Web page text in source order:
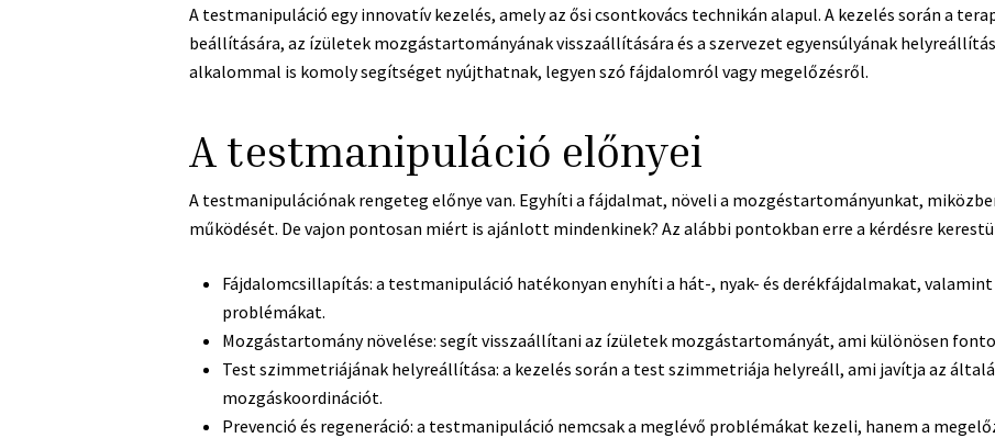
A testmanipuláció egy innovatív kezelés, amely az ősi csontkovács technikán alapul. A kezelés során a
beállítására, az ízületek mozgástartományának visszaállítására és a szervezet egyensúlyának
alkalommal is komoly segítséget nyújthatnak, legyen szó fájdalomról vagy megelőzésről.
A testmanipuláció előnyei
A testmanipulációnak rengeteg előnye van. Egyhíti a fájdalmat, növeli a mozgéstartományunkat,
működését. De vajon pontosan miért is ajánlott mindenkinek? Az alábbi pontokban erre a kérdésre
Fájdalomcsillapítás: a testmanipuláció hatékonyan enyhíti a hát-, nyak- és derékfájdalmakat,
problémákat.
Mozgástartomány növelése: segít visszaállítani az ízületek mozgástartományát, ami különösen
Test szimmetriájának helyreállítása: a kezelés során a test szimmetriája helyreáll, ami javítja az
mozgáskoordinációt.
Prevenció és regeneráció: a testmanipuláció nemcsak a meglévő problémákat kezeli, hanem a